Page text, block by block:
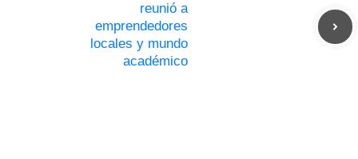
reunió a
emprendedores
locales y mundo
académico